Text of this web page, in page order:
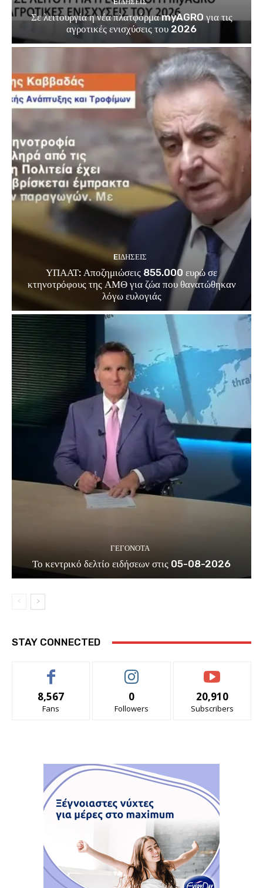
Σε λειτουργία η νέα πλατφόρμα myAGRO για τις
αγροτικές ενισχύσεις του 2026
EΙΔΗΣΕΙΣ
ΥΠΑΑΤ: Αποζημιώσεις 855.000 ευρώ σε
κτηνοτρόφους της ΑΜΘ για ζώα που θανατώθηκαν
λόγω ευλογιάς
ΓΕΓΟΝΟΤΑ
Το κεντρικό δελτίο ειδήσεων στις 05-08-2026
STAY CONNECTED
8,567
Fans
0
Followers
20,910
Subscribers